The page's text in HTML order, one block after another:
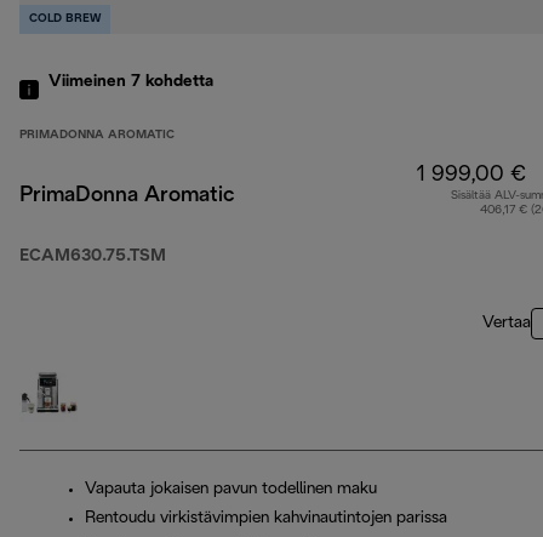
COLD BREW
Viimeinen 7 kohdetta
PRIMADONNA AROMATIC
PrimaDonna Aromatic
ECAM630.75.TSM
1 999,00 €
Sisältää ALV-
406,17 €
Vertaa
Vapauta jokaisen pavun todellinen maku
Rentoudu virkistävimpien kahvinautintojen parissa